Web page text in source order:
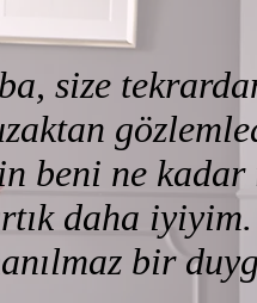
size
beni ne
daha iyiyim.
bir